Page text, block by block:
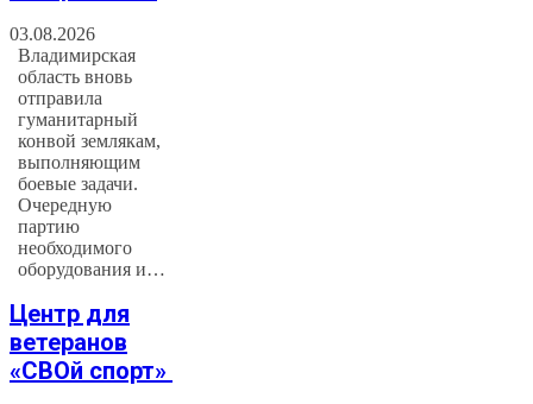
03.08.2026
Владимирская
область вновь
отправила
гуманитарный
конвой землякам,
выполняющим
боевые задачи.
Очередную
партию
необходимого
оборудования и…
Центр для
ветеранов
«СВОй спорт»